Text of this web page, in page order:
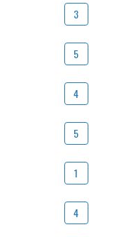
3
5
4
5
1
4